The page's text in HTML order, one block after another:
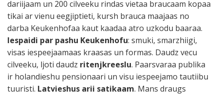
dariijaam un 200 cilveeku rindas vietaa braucaam kopaa
tikai ar vienu eegjiptieti, kursh brauca maajaas no
darba Keukenhofaa kaut kaadaa atro uzkodu baaraa.
Iespaidi par pashu Keukenhofu: smuki, smarzhiigi,
visas iespeejaamaas kraasas un formas. Daudz vecu
cilveeku, ljoti daudz ritenjkreeslu. Paarsvaraa publika
ir holandieshu pensionaari un visu iespeejamo tautiibu
tuuristi. Latvieshus arii satikaam. Mans draugs